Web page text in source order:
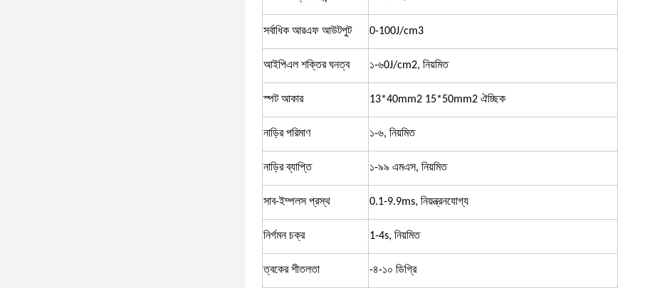
সর্বাধিক আরএফ আউটপুট 0-100J/cm3
আইপিএল শক্তির ঘনত্ব ১-৬0J/cm2, নিয়মিত
স্পট আকার 13*40mm2 15*50mm2 ঐচ্ছিক
নাড়ির পরিমাণ ১-৬, নিয়মিত
নাড়ির ব্যাপ্তি ১-৯৯ এমএস, নিয়মিত
সাব-ইম্পলস প্রস্থ 0.1-9.9ms, নিয়ন্ত্রনযোগ্য
নির্গমন চক্র 1-4s, নিয়মিত
ত্বকের শীতলতা -৪-১০ ডিগ্রি